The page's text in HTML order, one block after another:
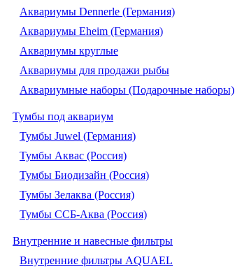
Аквариумы Dennerle (Германия)
Аквариумы Eheim (Германия)
Аквариумы круглые
Аквариумы для продажи рыбы
Аквариумные наборы (Подарочные наборы)
Тумбы под аквариум
Тумбы Juwel (Германия)
Тумбы Аквас (Россия)
Тумбы Биодизайн (Россия)
Тумбы Зелаква (Россия)
Тумбы ССБ-Аква (Россия)
Внутренние и навесные фильтры
Внутренние фильтры AQUAEL